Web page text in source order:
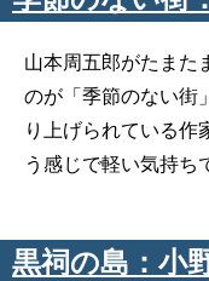
山本周五郎がたまた
のが「季節のない街
り上げられている作
う感じで軽い気持
黒祠の島：小